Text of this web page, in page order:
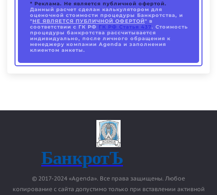
* Реклама. Не является публичной офертой.
Данный расчет сделан калькулятором для
оценочной стоимости процедуры Банкротства, и
"НЕ ЯВЛЯЕТСЯ ПУБЛИЧНОЙ ОФЕРТОЙ" в
соответствии с ГК РФ ГК РФ Статья 437. Стоимость
процедуры банкротства рассчитывается
индивидуально, после личного обращения к
менеджеру компании Agenda и заполнения
клиентом анкеты.
БанкротЪ
© 2017-2024 «Agenda». Все права защищены. Любое
копирование с сайта допустимо только при вставлении активной